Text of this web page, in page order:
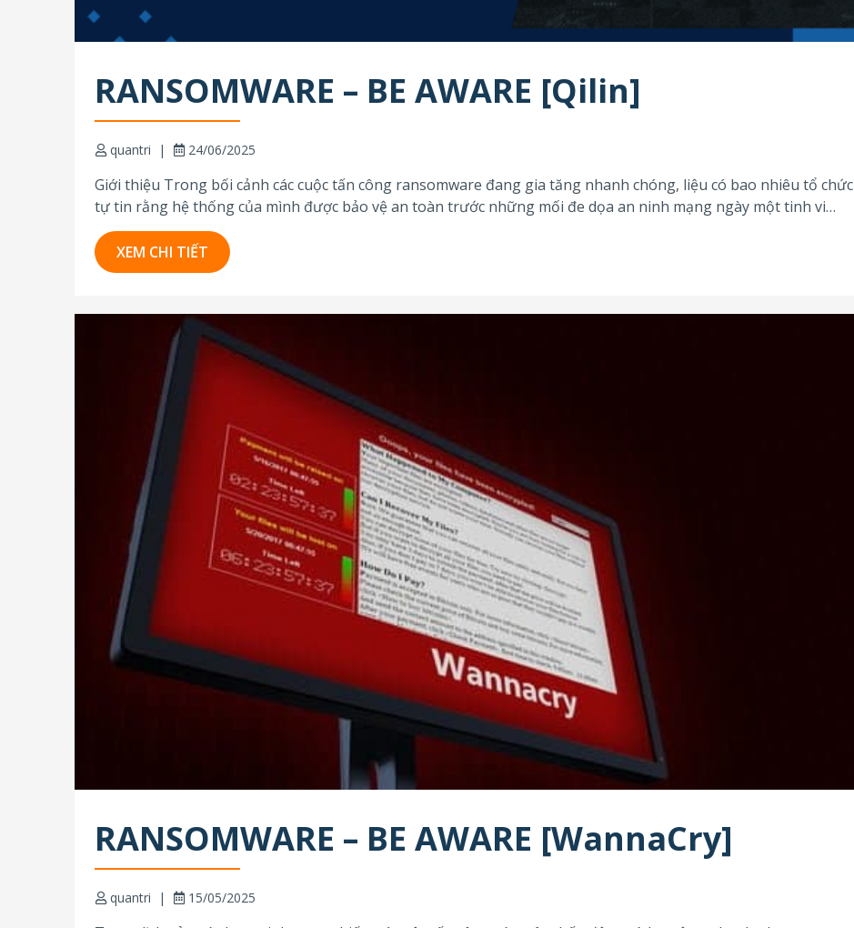
RANSOMWARE – BE AWARE [Qilin]
quantri 24/06/2025
Giới thiệu Trong bối cảnh các cuộc tấn công ransomware đang gia tăng nhanh chóng, liệu có bao nhiêu tổ chức
tự tin rằng hệ thống của mình được bảo vệ an toàn trước những mối đe dọa an ninh mạng ngày một tinh vi
hơn? Các nghiên cứu Xu...
XEM CHI TIẾT
RANSOMWARE – BE AWARE [WannaCry]
quantri 15/05/2025